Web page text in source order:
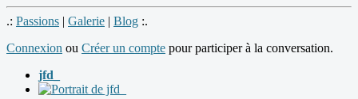
.: Passions | Galerie | Blog :.
Connexion ou Créer un compte pour participer à la conversation.
jfd_